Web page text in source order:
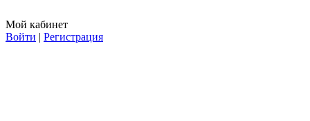
Мой кабинет
Войти | Регистрация